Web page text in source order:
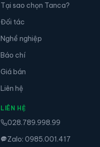
Tại sao chọn Tanca?
Đối tác
Nghề nghiệp
Báo chí
Giá bán
Liên hệ
LIÊN HỆ
028.789.998.99
Zalo: 0985.001.417